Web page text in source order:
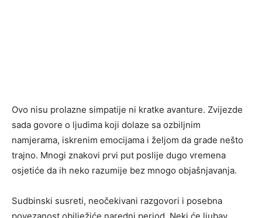
Ovo nisu prolazne simpatije ni kratke avanture. Zvijezde
sada govore o ljudima koji dolaze sa ozbiljnim
namjerama, iskrenim emocijama i željom da grade nešto
trajno. Mnogi znakovi prvi put poslije dugo vremena
osjetiće da ih neko razumije bez mnogo objašnjavanja.
Sudbinski susreti, neočekivani razgovori i posebna